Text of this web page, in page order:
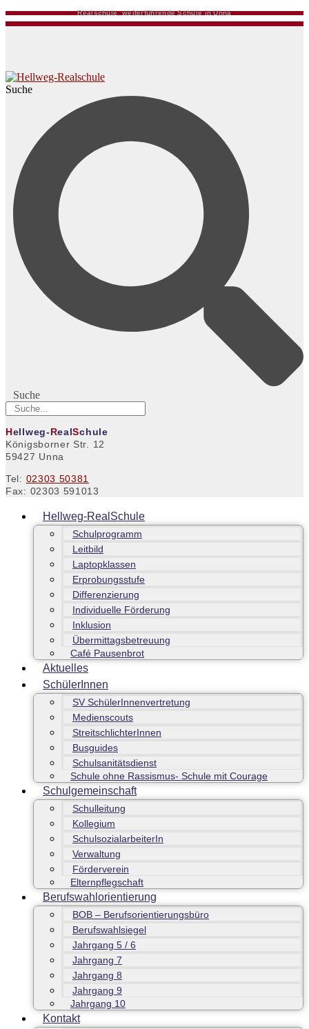
Realschule, weiterführende Schule in Unna
Suche
Suche
Hellweg-RealSchule
Königsborner Str. 12
59427 Unna
Tel: 02303 50381
Fax: 02303 591013
Hellweg-RealSchule
Schulprogramm
Leitbild
Laptopklassen
Erprobungsstufe
Differenzierung
Individuelle Förderung
Inklusion
Übermittagsbetreuung
Café Pausenbrot
Aktuelles
SchülerInnen
SV SchülerInnenvertretung
Medienscouts
StreitschlichterInnen
Busguides
Schulsanitätsdienst
Schule ohne Rassismus- Schule mit Courage
Schulgemeinschaft
Schulleitung
Kollegium
SchulsozialarbeiterIn
Verwaltung
Förderverein
Elternpflegschaft
Berufswahlorientierung
BOB – Berufsorientierungsbüro
Berufswahlsiegel
Jahrgang 5 / 6
Jahrgang 7
Jahrgang 8
Jahrgang 9
Jahrgang 10
Kontakt